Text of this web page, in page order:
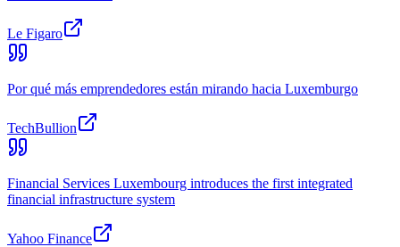
Le Figaro
Por qué más emprendedores están mirando hacia Luxemburgo
TechBullion
Financial Services Luxembourg introduces the first integrated
financial infrastructure system
Yahoo Finance